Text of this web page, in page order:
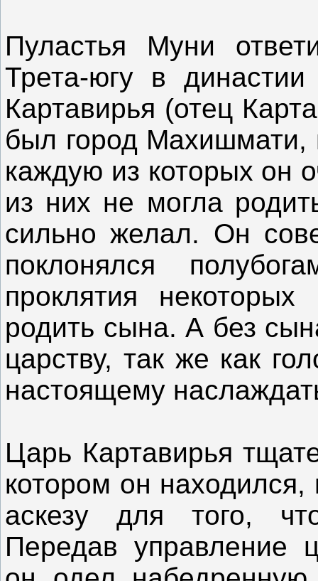
Пуластья Муни
Трета-югу в
Картавирья (отец
был город Махишмати,
каждую из которых он
из них не могла
сильно желал. Он
поклонялся
проклятия
родить сына. А без
царству, так же как
настоящему
Царь Картавирья
котором он
аскезу для того,
Передав управление